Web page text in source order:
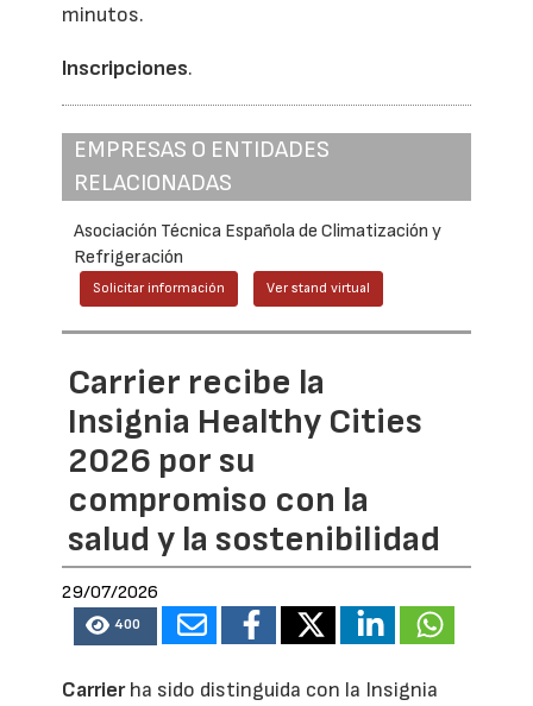
minutos.
Inscripciones.
EMPRESAS O ENTIDADES
RELACIONADAS
Asociación Técnica Española de Climatización y
Refrigeración
Solicitar información Ver stand virtual
Carrier recibe la
Insignia Healthy Cities
2026 por su
compromiso con la
salud y la sostenibilidad
29/07/2026
400
Carrierha sido distinguida con la Insignia